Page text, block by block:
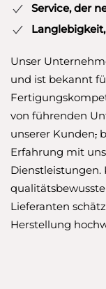
Service, der
Unser
und ist bekannt
von führenden
unserer Kunden,
Erfahrung mit
Dienstleistungen.
Lieferanten
Herstellung